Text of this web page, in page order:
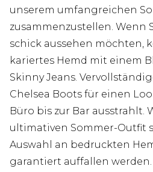
unserem umfangreichen
zusammenzustellen. Wenn
schick aussehen möchten,
kariertes Hemd mit einem
Skinny Jeans.
Chelsea Boots für einen
Büro bis zur Bar ausstrahlt.
ultimativen Sommer-Outfit
Auswahl an bedruckten
garantiert auffallen werden.